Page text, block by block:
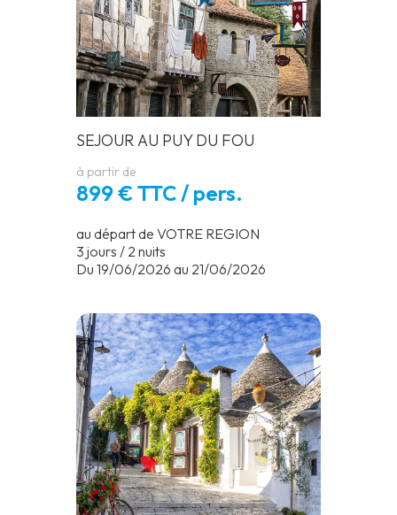
SEJOUR AU PUY DU FOU
à partir de
899 € TTC / pers.
au départ de VOTRE REGION
3 jours / 2 nuits
Du 19/06/2026 au 21/06/2026